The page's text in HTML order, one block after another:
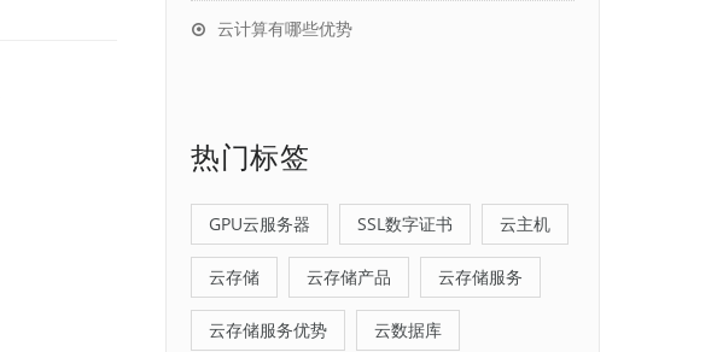
云计算有哪些优势
热门标签
GPU云服务器 SSL数字证书 云主机
云存储 云存储产品 云存储服务
云存储服务优势 云数据库